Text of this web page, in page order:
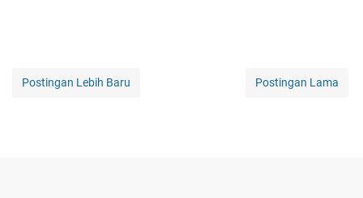
Postingan Lebih Baru Postingan Lama